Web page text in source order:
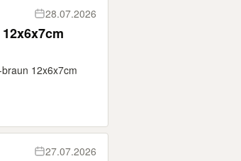
28.07.2026
12x6x7cm
27.07.2026